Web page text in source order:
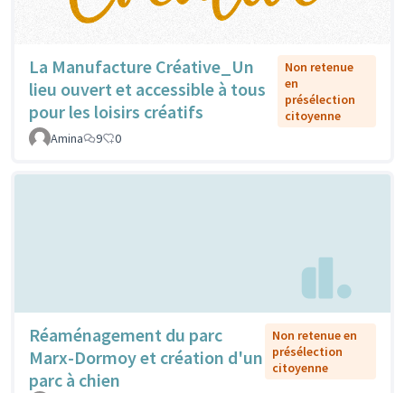
La Manufacture Créative_Un
lieu ouvert et accessible à tous
pour les loisirs créatifs
Non retenue
en
présélection
citoyenne
Amina
9 0
Réaménagement du parc
Marx-Dormoy et création d'un
parc à chien
Non retenue en
présélection
citoyenne